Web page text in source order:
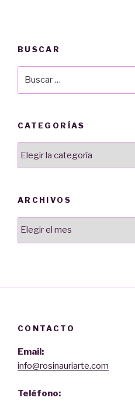
BUSCAR
CATEGORÍAS
ARCHIVOS
CONTACTO
Email:
info@rosinauriarte.com
Teléfono: